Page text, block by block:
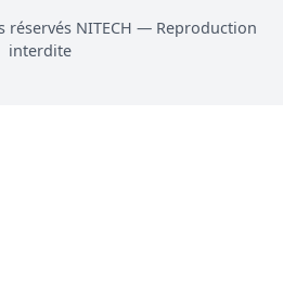
réservés NITECH — Reproduction
interdite